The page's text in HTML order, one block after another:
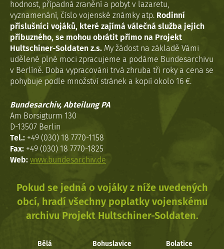
hodnost, případná zranění a pobyt v lazaretu,
vyznamenání, číslo vojenské známky atp. Rodinní
příslušníci vojáků, které zajímá válečná služba jejich
příbuzného, se mohou obrátit přímo na Projekt
Hultschiner-Soldaten z.s. My žádost na základě Vámi
udělené plné moci zpracujeme a podáme Bundesarchivu
v Berlíně. Doba vypracováni trvá zhruba tři roky a cena se
pohybuje podle množství stránek a kopií okolo 16 €.
Bundesarchiv, Abteilung PA
Am Borsigturm 130
D-13507 Berlin
Tel.: +49 (030) 18 7770-1158
Fax: +49 (030) 18 7770-1825
Web: www.bundesarchiv.de
Pokud se jedná o vojáky z níže uvedených
obcí, hradí všechny poplatky vojenskému
archivu Projekt Hultschiner-Soldaten.
Bělá Bohuslavice Bolatice